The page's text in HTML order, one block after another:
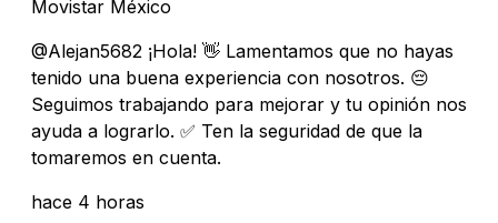
Movistar México
@Alejan5682 ¡Hola! 👋 Lamentamos que no hayas
tenido una buena experiencia con nosotros. 😔
Seguimos trabajando para mejorar y tu opinión nos
ayuda a lograrlo. ✅ Ten la seguridad de que la
tomaremos en cuenta.
hace 4 horas